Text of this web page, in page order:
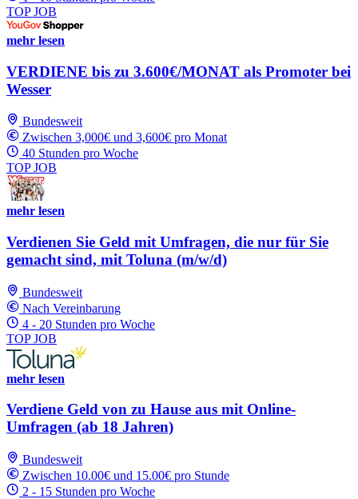
TOP JOB
mehr lesen
VERDIENE bis zu 3.600€/MONAT als Promoter bei
Wesser
Bundesweit
Zwischen 3,000€ und 3,600€ pro Monat
40 Stunden pro Woche
TOP JOB
mehr lesen
Verdienen Sie Geld mit Umfragen, die nur für Sie
gemacht sind, mit Toluna (m/w/d)
Bundesweit
Nach Vereinbarung
4 - 20 Stunden pro Woche
TOP JOB
mehr lesen
Verdiene Geld von zu Hause aus mit Online-
Umfragen (ab 18 Jahren)
Bundesweit
Zwischen 10.00€ und 15.00€ pro Stunde
2 - 15 Stunden pro Woche